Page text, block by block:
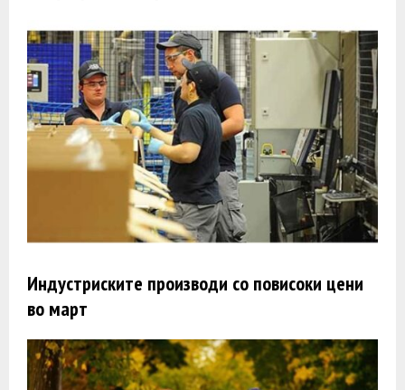
Индустриските производи со повисоки цени
во март